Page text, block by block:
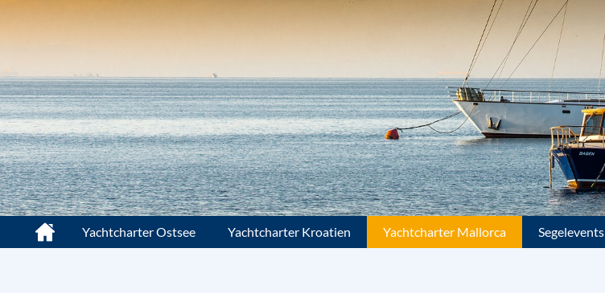
Yachtcharter Ostsee Yachtcharter Kroatien Yachtcharter Mallorca Segelevents